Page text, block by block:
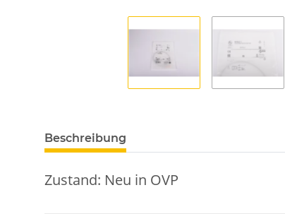
Beschreibung
Zustand: Neu in OVP